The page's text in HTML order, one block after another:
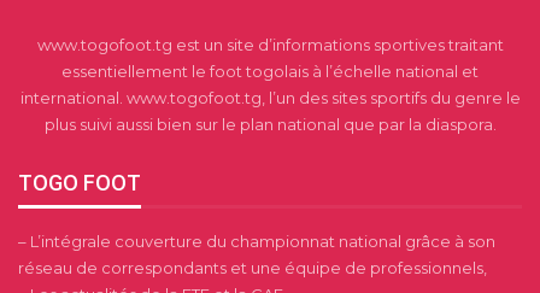
www.togofoot.tg est un site d’informations sportives traitant
essentiellement le foot togolais à l’échelle national et
international. www.togofoot.tg, l’un des sites sportifs du genre le
plus suivi aussi bien sur le plan national que par la diaspora.
TOGO FOOT
– L’intégrale couverture du championnat national grâce à son
réseau de correspondants et une équipe de professionnels,